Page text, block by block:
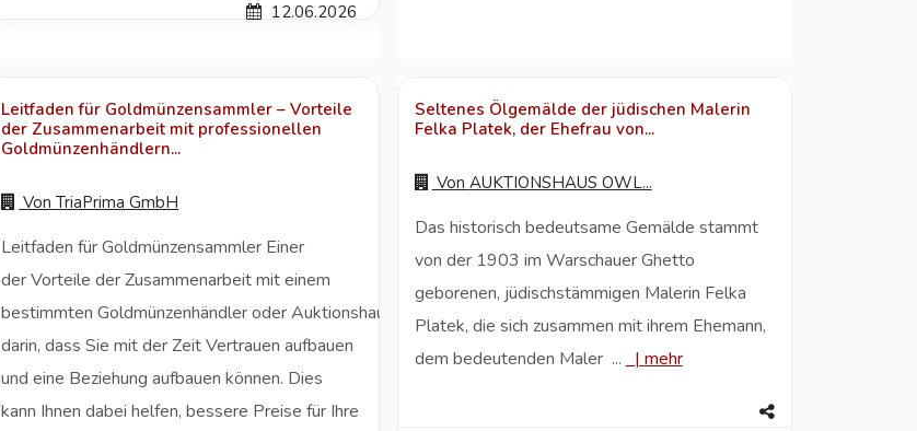
12.06.2026
Leitfaden für Goldmünzensammler – Vorteile
der Zusammenarbeit mit professionellen
Goldmünzenhändlern...
VonTriaPrima GmbH
Leitfaden für Goldmünzensammler Einer
der Vorteile der Zusammenarbeit mit einem
bestimmten Goldmünzenhändler oder Auktionshaus besteht
darin, dass Sie mit der Zeit Vertrauen aufbauen
und eine Beziehung aufbauen können. Dies
kann Ihnen dabei helfen, bessere Preise für Ihre
Seltenes Ölgemälde der jüdischen Malerin
Felka Platek, der Ehefrau von...
Von AUKTIONSHAUS OWL...
Das historisch bedeutsame Gemälde stammt
von der 1903 im Warschauer Ghetto
geborenen, jüdischstämmigen Malerin Felka
Platek, die sich zusammen mit ihrem Ehemann,
dem bedeutenden Maler ...
| mehr